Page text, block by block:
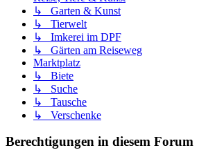
↳ Garten & Kunst
↳ Tierwelt
↳ Imkerei im DPF
↳ Gärten am Reiseweg
Marktplatz
↳ Biete
↳ Suche
↳ Tausche
↳ Verschenke
Berechtigungen in diesem Forum